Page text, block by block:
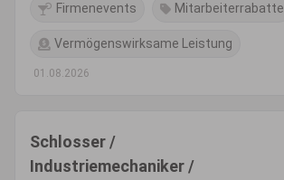
Firmenevents Mitarbeiterrabatte
Vermögenswirksame Leistung
01.08.2026
Schlosser /
Industriemechaniker /